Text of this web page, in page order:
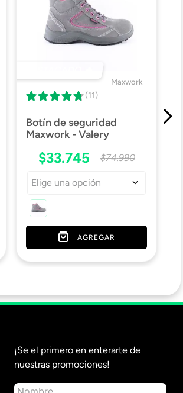
Maxwork
(11)
Botín de seguridad
Maxwork - Valery
$33.745 $74.990
Elige una opción
AGREGAR
¡Se el primero en enterarte de
nuestras promociones!